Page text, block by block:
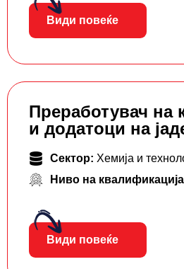
Види повеќе
Преработувач на
и додатоци на
Сектор: Хемија и
Ниво на
Види повеќе